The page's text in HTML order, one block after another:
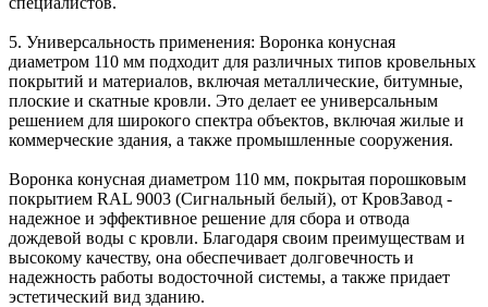
5. Универсальность применения: Воронка конусная
диаметром 110 мм подходит для различных типов кровельных
покрытий и материалов, включая металлические, битумные,
плоские и скатные кровли. Это делает ее универсальным
решением для широкого спектра объектов, включая жилые и
коммерческие здания, а также промышленные сооружения.
Воронка конусная диаметром 110 мм, покрытая порошковым
покрытием RAL 9003 (Сигнальный белый), от КровЗавод -
надежное и эффективное решение для сбора и отвода
дождевой воды с кровли. Благодаря своим преимуществам и
высокому качеству, она обеспечивает долговечность и
надежность работы водосточной системы, а также придает
эстетический вид зданию.